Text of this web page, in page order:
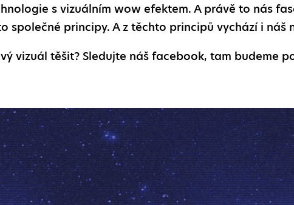
s vizuálním wow efektem. A právě to nás
společné principy. A z těchto principů vychází i náš
vizuál těšit? Sledujte náš facebook, tam budeme